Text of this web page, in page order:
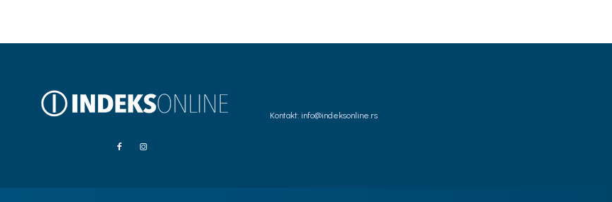
Kontakt: info@indeksonline.rs